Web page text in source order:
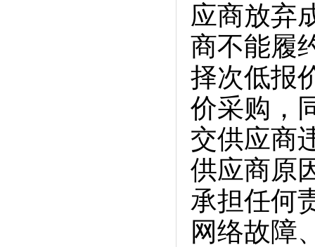
应商放弃
商不能履
择次低报
价采购，
交供应商
供应商原
承担任何
网络故障